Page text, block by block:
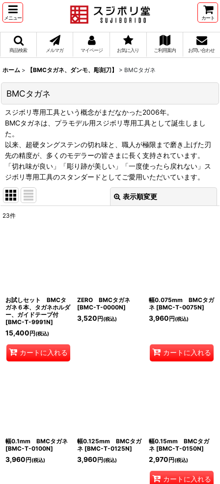
メニュー カート
商品検索 メルマガ マイページ お気に入り ご利用案内 お問い合わせ
ホーム > 【BMCタガネ、ダンモ、彫刻刀】 > BMCタガネ
BMCタガネ
スジボリ専用工具という概念がまだなかった2006年。
BMCタガネは、プラモデル用スジボリ専用工具として誕生しまし
た。
以来、超硬タングステンの切れ味と、職人が極限まで磨き上げた刃
先の精度が、多くのモデラーの皆さまに長く支持されています。
「切れ味が良い」「彫り跡が美しい」「一度使ったら戻れない」ス
ジボリ専用工具のスタンダードとしてご愛用いただいています。
表示順変更
絞り込む
23件
お試しセット BMCタ
ガネ６本、タガネホルダ
ー、ガイドテープ付
[BMC-T-9991N]
15,400 円 (税込)
カートに入れる
ZERO BMCタガネ
[BMC-T-0000N]
3,520 円 (税込)
幅0.075mm BMCタガ
ネ [BMC-T-0075N]
3,960 円 (税込)
カートに入れる
幅0.1mm BMCタガネ
[BMC-T-0100N]
3,960 円 (税込)
幅0.125mm BMCタガ
ネ [BMC-T-0125N]
3,960 円 (税込)
幅0.15mm BMCタガ
ネ [BMC-T-0150N]
2,970 円 (税込)
カートに入れる